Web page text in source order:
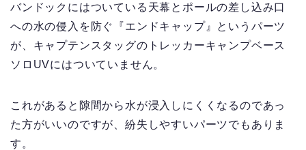
バンドックにはついている天幕とポールの差し込み口
への水の侵入を防ぐ『エンドキャップ』というパーツ
が、キャプテンスタッグのトレッカーキャンプベース
ソロUVにはついていません。
これがあると隙間から水が浸入しにくくなるのであっ
た方がいいのですが、紛失しやすいパーツでもありま
す。